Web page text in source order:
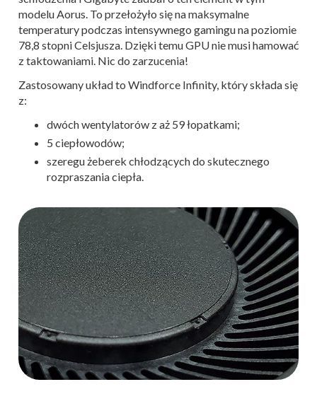
modelu Aorus. To przełożyło się na maksymalne
temperatury podczas intensywnego gamingu na poziomie
78,8 stopni Celsjusza. Dzięki temu GPU nie musi hamować
z taktowaniami. Nic do zarzucenia!
Zastosowany układ to Windforce Infinity, który składa się
z:
dwóch wentylatorów z aż 59 łopatkami;
5 ciepłowodów;
szeregu żeberek chłodzących do skutecznego
rozpraszania ciepła.